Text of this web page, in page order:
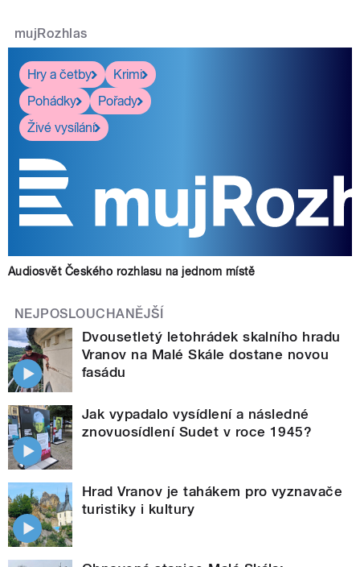
mujRozhlas
Hry a četby
Krimi
Pohádky
Pořady
Živé vysílání
Audiosvět Českého rozhlasu na jednom místě
NEJPOSLOUCHANĚJŠÍ
Dvousetletý letohrádek skalního hradu
Vranov na Malé Skále dostane novou
fasádu
Jak vypadalo vysídlení a následné
znovuosídlení Sudet v roce 1945?
Hrad Vranov je tahákem pro vyznavače
turistiky i kultury